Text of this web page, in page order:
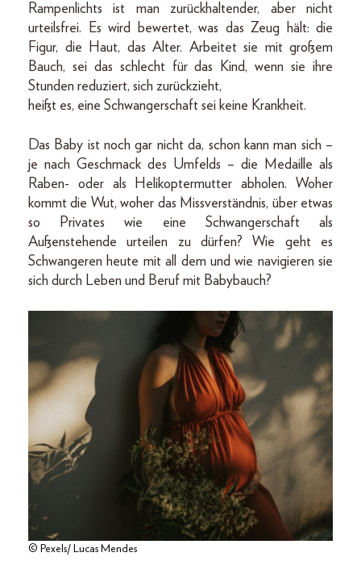
Rampenlichts ist man zurückhaltender, aber nicht
urteilsfrei. Es wird bewertet, was das Zeug hält: die
Figur, die Haut, das Alter. Arbeitet sie mit großem
Bauch, sei das schlecht für das Kind, wenn sie ihre
Stunden reduziert, sich zurückzieht,
heißt es, eine Schwangerschaft sei keine Krankheit.
Das Baby ist noch gar nicht da, schon kann man sich –
je nach Geschmack des Umfelds – die Medaille als
Raben- oder als Helikoptermutter abholen. Woher
kommt die Wut, woher das Missverständnis, über etwas
so Privates wie eine Schwangerschaft als
Außenstehende urteilen zu dürfen? Wie geht es
Schwangeren heute mit all dem und wie navigieren sie
sich durch Leben und Beruf mit Babybauch?
© Pexels/ Lucas Mendes